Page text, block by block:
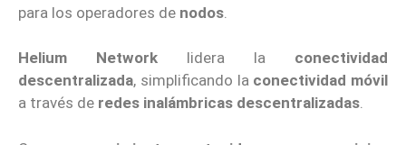
para los operadores de nodos
Helium Network lidera la conectividad
descentralizada, simplificando la conectividad móvil
a través de redes inalámbricas descentralizadas.